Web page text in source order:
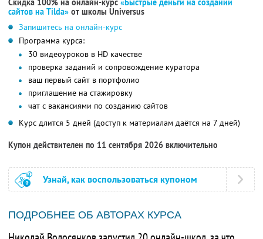
Скидка 100% на онлайн-курс «Быстрые деньги на создании
сайтов на Tilda» от школы Universus
Запишитесь на онлайн-курс
Программа курса:
30 видеоуроков в HD качестве
проверка заданий и сопровождение куратора
ваш первый сайт в портфолио
приглашение на стажировку
чат с вакансиями по созданию сайтов
Курс длится 5 дней (доступ к материалам даётся на 7 дней)
Купон действителен по 11 сентября 2026 включительно
Узнай, как воспользоваться купоном
ПОДРОБНЕЕ ОБ АВТОРАХ КУРСА